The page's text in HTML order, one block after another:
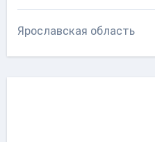
Ярославская область